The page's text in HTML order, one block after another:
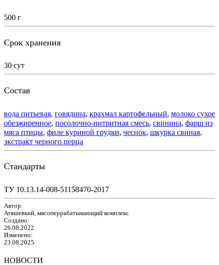
500 г
Срок хранения
30 сут
Состав
вода питьевая, говядина, крахмал картофельный, молоко сухое
обезжиренное, посолочно-нитритная смесь, свинина, фарш из
мяса птицы, филе куриной грудки, чеснок, шкурка свиная,
экстракт черного перца
Стандарты
ТУ 10.13.14-008-51158470-2017
Автор:
Атяшевкий, мясоперрабатывающий комплекс
Создано:
26.08.2022
Изменено:
23.08.2025
НОВОСТИ